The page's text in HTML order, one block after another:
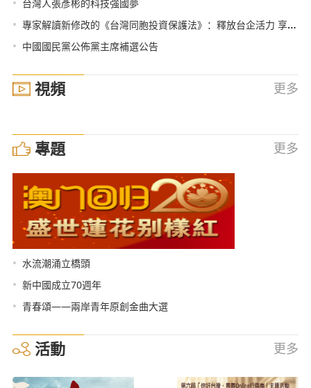
台灣人張彥彬的科技強國夢
• 專家解讀新修改的《台灣同胞投資保護法》：釋放台企活力 享受同等待遇
• 中國國民黨公佈黨主席補選公告
視頻 更多
專題 更多
• 水流潮涌立橋頭
• 新中國成立70週年
• 青春頌——兩岸青年原創金曲大選
活動 更多